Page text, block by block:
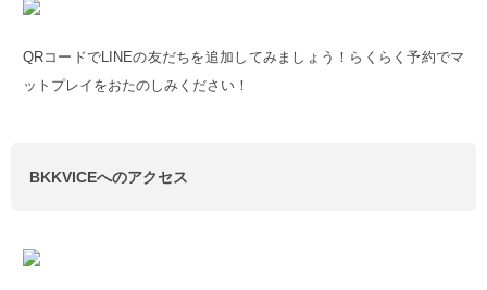
QRコードでLINEの友だちを追加してみましょう！らくらく予約でマ
ットプレイをおたのしみください！
BKKVICEへのアクセス